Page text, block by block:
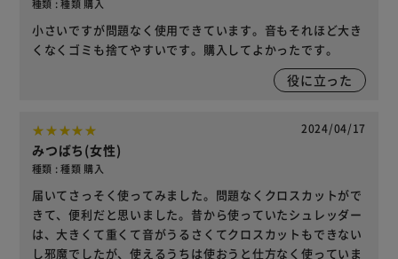
種類 : 種類 購入
小さいですが問題なく使用できています。音もそれほど大き
くなくゴミも捨てやすいです。購入してよかったです。
役に立った
2024/04/17
みつばち(女性)
種類 : 種類 購入
届いてさっそく使ってみました。問題なくクロスカットがで
きて、便利だと思いました。昔から使っていたシュレッダー
は、大きくて重くて音がうるさくてクロスカットもできない
し邪魔でしたが、使えるうちは使おうと仕方なく使っていま